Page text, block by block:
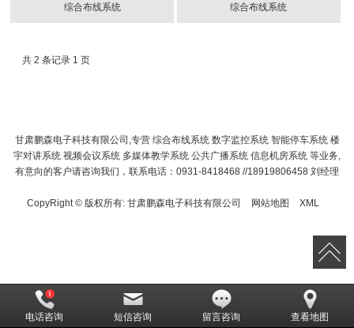
综合布线系统 综合布线系统
共 2 条记录 1 页
甘肃鹏森电子科技有限公司,专营 综合布线系统 数字监控系统 智能停车系统 楼
宇对讲系统 视频会议系统 多媒体教学系统 公共广播系统 信息机房系统 等业务,
有意向的客户请咨询我们，联系电话：0931-8418468 //18919806458 刘经理
CopyRight © 版权所有: 甘肃鹏森电子科技有限公司 网站地图 XML
电话咨询 短信咨询 留言咨询 查看地图